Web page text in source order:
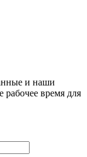
и наши
время для